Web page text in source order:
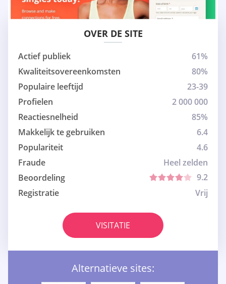
OVER DE SITE
Actief publiek
61%
Kwaliteitsovereenkomsten
80%
Populaire leeftijd
23-39
Profielen
2 000 000
Reactiesnelheid
85%
Makkelijk te gebruiken
6.4
Populariteit
4.6
Fraude
Heel zelden
Beoordeling
9.2
Registratie
Vrij
VISITATIE
Alternatieve sites: